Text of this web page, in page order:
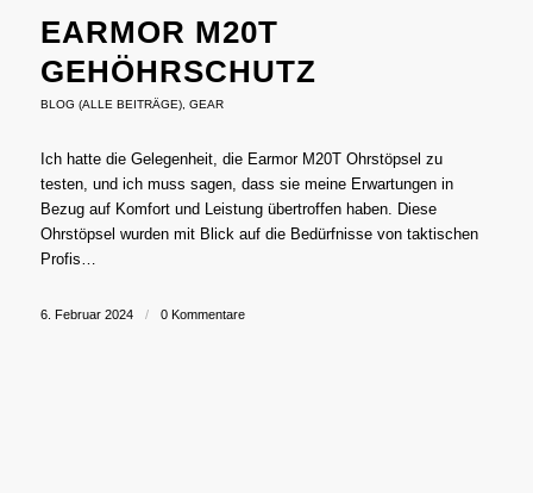
EARMOR M20T
GEHÖHRSCHUTZ
BLOG (ALLE BEITRÄGE), GEAR
Ich hatte die Gelegenheit, die Earmor M20T Ohrstöpsel zu
testen, und ich muss sagen, dass sie meine Erwartungen in
Bezug auf Komfort und Leistung übertroffen haben. Diese
Ohrstöpsel wurden mit Blick auf die Bedürfnisse von taktischen
Profis…
6. Februar 2024 / 0 Kommentare